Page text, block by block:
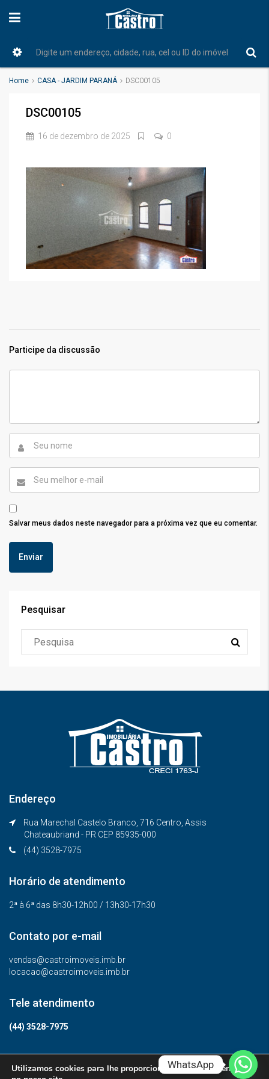
Home CASA - JARDIM PARANÁ DSC00105
DSC00105
16 de dezembro de 2025 0
Participe da discussão
Salvar meus dados neste navegador para a próxima vez que eu comentar.
Pesquisar
Endereço
Rua Marechal Castelo Branco, 716 Centro, Assis
Chateaubriand - PR CEP 85935-000
(44) 3528-7975
Horário de atendimento
2ª à 6ª das 8h30-12h00 / 13h30-17h30
Contato por e-mail
vendas@castroimoveis.imb.br
locacao@castroimoveis.imb.br
Tele atendimento
(44) 3528-7975
© Todos os direitos reservados.
Utilizamos cookies para lhe proporcionar a melhor experiência
WhatsApp